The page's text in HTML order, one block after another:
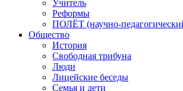
Учитель
Реформы
ПОЛЁТ (научно-
Общество
История
Свободная трибуна
Люди
Лицейские беседы
Семья и дети